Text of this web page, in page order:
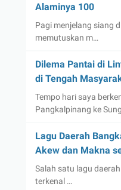
Alaminya 100
Pagi menjelang siang
memutuskan m…
Dilema Pantai di
di Tengah
Tempo hari saya
Pangkalpinang ke
Lagu Daerah
Akew dan Makna
Salah satu lagu
terkenal …